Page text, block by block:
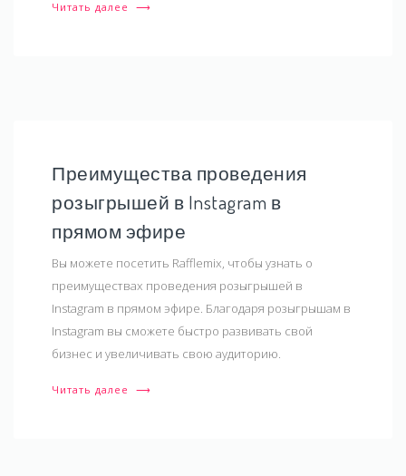
Читать далее ⟶
Преимущества проведения
розыгрышей в Instagram в
прямом эфире
Вы можете посетить Rafflemix, чтобы узнать о
преимуществах проведения розыгрышей в
Instagram в прямом эфире. Благодаря розыгрышам в
Instagram вы сможете быстро развивать свой
бизнес и увеличивать свою аудиторию.
Читать далее ⟶